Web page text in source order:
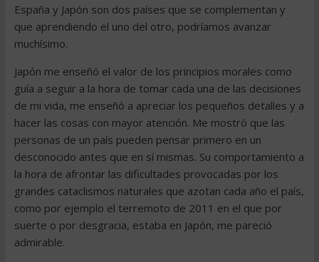
España y Japón son dos países que se complementan y
que aprendiendo el uno del otro, podríamos avanzar
muchísimo.
Japón me enseñó el valor de los principios morales como
guía a seguir a la hora de tomar cada una de las decisiones
de mi vida, me enseñó a apreciar los pequeños detalles y a
hacer las cosas con mayor atención. Me mostró que las
personas de un país pueden pensar primero en un
desconocido antes que en sí mismas. Su comportamiento a
la hora de afrontar las dificultades provocadas por los
grandes cataclismos naturales que azotan cada año el país,
como por ejemplo el terremoto de 2011 en el que por
suerte o por desgracia, estaba en Japón, me pareció
admirable.